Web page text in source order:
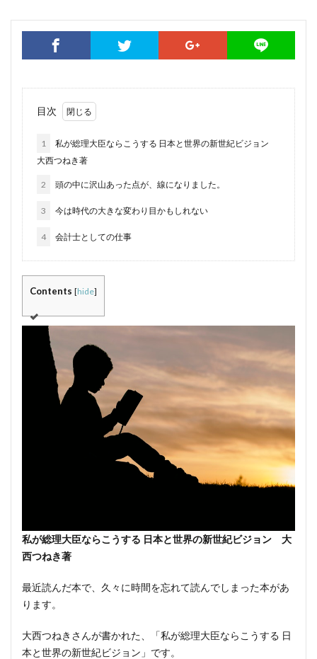
目次
1
私が総理大臣ならこうする 日本と世界の新世紀ビジョン
大西つねき著
2 頭の中に沢山あった点が、線になりました。
3 今は時代の大きな変わり目かもしれない
4 会計士としての仕事
Contents [hide]
私が総理大臣ならこうする 日本と世界の新世紀ビジョン 大
西つねき著
最近読んだ本で、久々に時間を忘れて読んでしまった本があ
ります。
大西つねきさんが書かれた、「私が総理大臣ならこうする 日
本と世界の新世紀ビジョン」です。